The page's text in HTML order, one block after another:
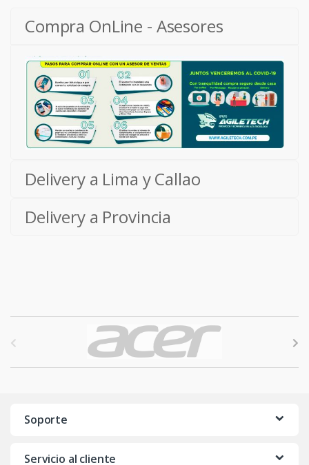
Compra OnLine - Asesores
Delivery a Lima y Callao
Delivery a Provincia
Soporte
Servicio al cliente